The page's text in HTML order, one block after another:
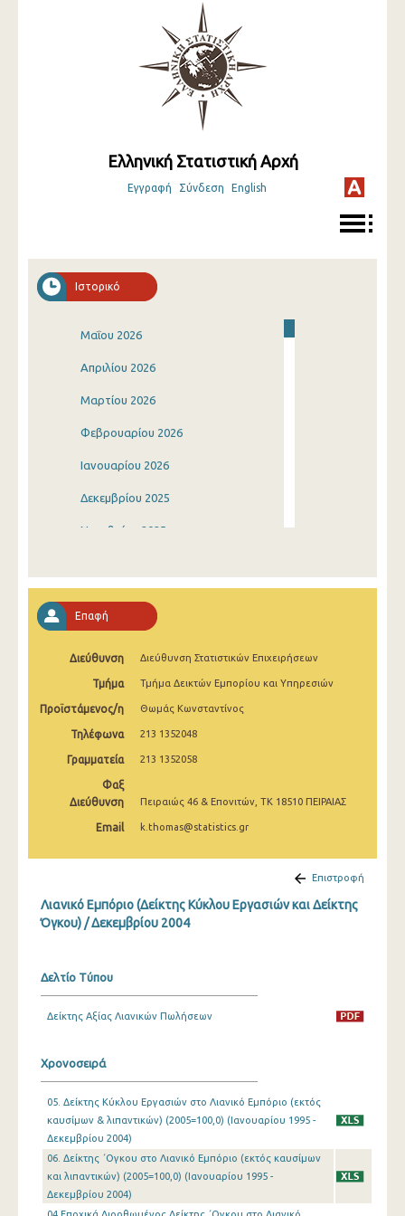
Ελληνική Στατιστική Αρχή
Εγγραφή Σύνδεση English
Ιστορικό
Μαΐου 2026
Απριλίου 2026
Μαρτίου 2026
Φεβρουαρίου 2026
Ιανουαρίου 2026
Δεκεμβρίου 2025
Νοεμβρίου 2025
Αυγούστου 2025
Ιουλίου 2025
Ιουνίου 2025
Μαΐου 2025
Απριλίου 2025
Μαρτίου 2025
Φεβρουαρίου 2025
Ιανουαρίου 2025
Νοεμβρίου 2024
Αυγούστου 2024
Ιουνίου 2024
Μαΐου 2024
Απριλίου 2024
Μαρτίου 2024
Επαφή
Διεύθυνση Διεύθυνση Στατιστικών Επιχειρήσεων
Τμήμα Τμήμα Δεικτών Εμπορίου και Υπηρεσιών
Προϊστάμενος/η Θωμάς Κωνσταντίνος
Τηλέφωνα 213 1352048
Γραμματεία 213 1352058
Φαξ
Διεύθυνση
Πειραιώς 46 & Επονιτών, ΤΚ 18510 ΠΕΙΡΑΙΑΣ
Email k.thomas@statistics.gr
Επιστροφή
Λιανικό Εμπόριο (Δείκτης Κύκλου Εργασιών και Δείκτης
Όγκου) / Δεκεμβρίου 2004
Δελτίο Τύπου
Δείκτης Αξίας Λιανικών Πωλήσεων
Χρονοσειρά
05. Δείκτης Κύκλου Εργασιών στο Λιανικό Εμπόριο (εκτός
καυσίμων & λιπαντικών) (2005=100,0) (Ιανουαρίου 1995 -
Δεκεμβρίου 2004)
06. Δείκτης ΄Oγκου στο Λιανικό Εμπόριο (εκτός καυσίμων
και λιπαντικών) (2005=100,0) (Ιανουαρίου 1995 -
Δεκεμβρίου 2004)